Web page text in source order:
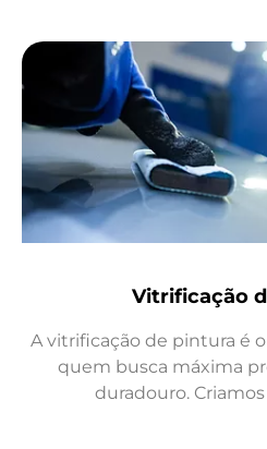
Vitrificação
A vitrificação de pintura é
quem busca máxima
duradouro.